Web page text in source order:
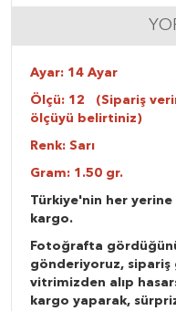
Ayar: 14 Ayar
Ölçü: 12 (Sipariş
ölçüyü belirtiniz)
Renk: Sarı
Gram: 1.50 gr.
Türkiye'nin her
kargo.
Fotoğrafta
gönderiyoruz, sipariş
vitrimizden alıp
kargo yaparak,